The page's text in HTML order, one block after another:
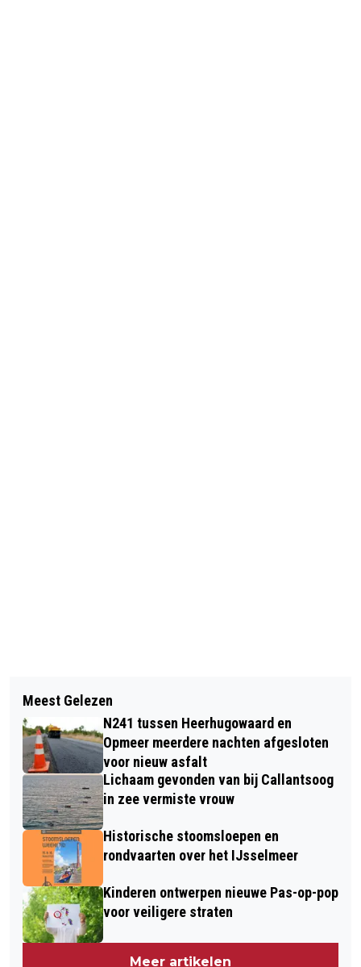
TWIRLVERENIGING VITALITY
SCHITTERT OP NEDERLANDS
KAMPIOENSCHAP IN ALMERE
TRADITIE GERED: SBS6 NEEMT
STOKJE VAN NOS OVER EN ZENDT
SCHANSSPRINGEN OP
NIEUWJAARSDAG
Meest Gelezen
N241 tussen Heerhugowaard en
Opmeer meerdere nachten afgesloten
voor nieuw asfalt
Lichaam gevonden van bij Callantsoog
in zee vermiste vrouw
Historische stoomsloepen en
rondvaarten over het IJsselmeer
Kinderen ontwerpen nieuwe Pas-op-pop
voor veiligere straten
Meer artikelen